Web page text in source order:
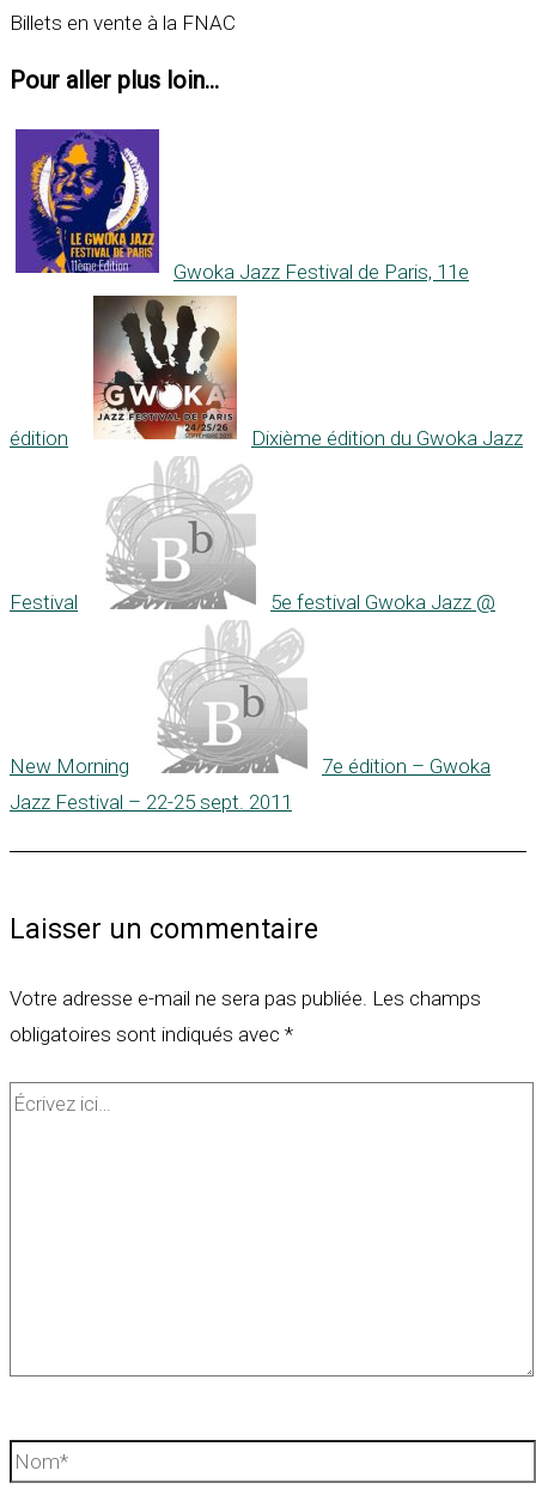
Billets en vente à la FNAC
Pour aller plus loin...
Gwoka Jazz Festival de Paris, 11e
édition Dixième édition du Gwoka Jazz
Festival 5e festival Gwoka Jazz @
New Morning
7e édition – Gwoka
Jazz Festival – 22-25 sept. 2011
Laisser un commentaire
Votre adresse e-mail ne sera pas publiée. Les champs
obligatoires sont indiqués avec *
Écrivez
Nom*